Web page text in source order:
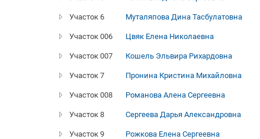
Участок 6 Муталяпова Дина Тасбулатовна
Участок 006 Цвяк Елена Николаевна
Участок 007 Кошель Эльвира Рихардовна
Участок 7 Пронина Кристина Михайловна
Участок 008 Романова Алена Сергеевна
Участок 8 Сергеева Дарья Александровна
Участок 9 Рожкова Елена Сергеевна